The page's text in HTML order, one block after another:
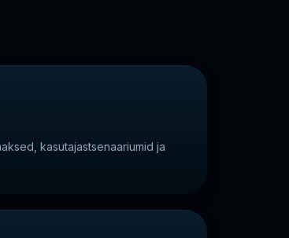
kasutajastsenaariumid ja